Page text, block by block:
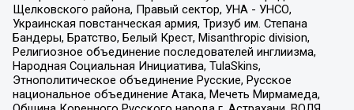
Щелковского района, Правый сектор, УНА - УНСО,
Украинская повстанческая армия, Тризуб им. Степана
Бандеры, Братство, Белый Крест, Misanthropic division,
Религиозное объединение последователей инглиизма,
Народная Социальная Инициатива, TulaSkins,
Этнополитическое объединение Русские, Русское
национальное объединение Атака, Мечеть Мирмамеда,